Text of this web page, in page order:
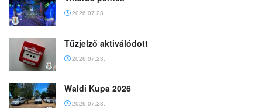
2026.07.23.
Tűzjelző aktiválódott
2026.07.23.
Waldi Kupa 2026
2026.07.23.